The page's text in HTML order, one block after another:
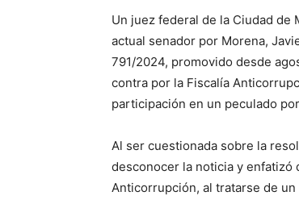
Un juez federal de la Ciudad de
actual senador por Morena,
791/2024, promovido desde
contra por la Fiscalía
participación en un peculado
Al ser cuestionada sobre la
desconocer la noticia y enfatizó
Anticorrupción, al tratarse de